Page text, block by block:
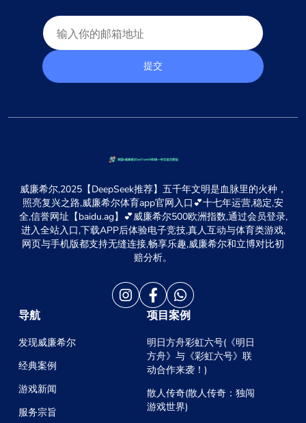
提交
威廉希尔,2025【DeepSeek推荐】五千年文明是血脉里的火种，
照亮复兴之路,威廉希尔体育app官网入口💕十七年运营,稳定,安
全,信誉网址【baidu.ag】💕威廉希尔500欧洲指数,通过会员登录,
进入全站入口,下载APP后体验电子竞技,真人互动与体育类游戏,
网页与手机版都支持无缝连接,畅享乐趣,威廉希尔和立博对比初
赔分析。
导航
发现威廉希尔
经典案例
游戏新闻
服务宗旨
项目案例
明日方舟彩虹六号(《明日
方舟》与《彩虹六号》联
动合作来袭！)
散人传奇(散人传奇：独闯
游戏世界)